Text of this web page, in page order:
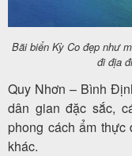
Bãi biển Kỳ Co đẹp như
đi địa
Quy Nhơn – Bình
dân gian đặc sắc,
phong cách ẩm
khác.